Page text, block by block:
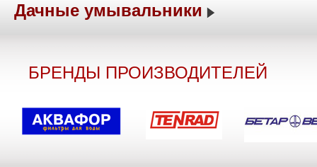
Дачные умывальники
БРЕНДЫ ПРОИЗВОДИТЕЛЕЙ